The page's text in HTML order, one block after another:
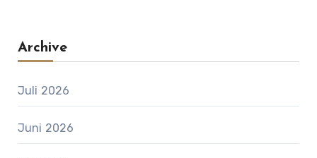
Archive
Juli 2026
Juni 2026